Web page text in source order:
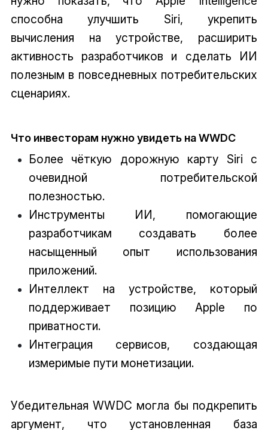
способна улучшить Siri, укрепить
вычисления на устройстве, расширить
активность разработчиков и сделать ИИ
полезным в повседневных потребительских
сценариях.
Что инвесторам нужно увидеть на WWDC
Более чёткую дорожную карту Siri с
очевидной потребительской
полезностью.
Инструменты ИИ, помогающие
разработчикам создавать более
насыщенный опыт использования
приложений.
Интеллект на устройстве, который
поддерживает позицию Apple по
приватности.
Интеграция сервисов, создающая
измеримые пути монетизации.
Убедительная WWDC могла бы подкрепить
аргумент, что установленная база